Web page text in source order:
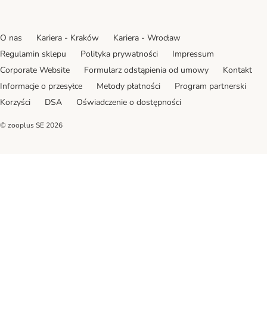
O nas Kariera - Kraków
Kariera - Wrocław
Regulamin sklepu
Polityka prywatności
Impressum
Corporate Website
Formularz odstąpienia od umowy
Kontakt
Informacje o przesyłce
Metody płatności
Program partnerski
Korzyści
DSA Oświadczenie o dostępności
© zooplus SE 2026